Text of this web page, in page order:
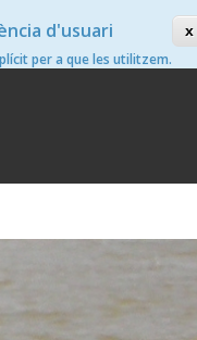
d'usuari
per a que les utilitzem.
en